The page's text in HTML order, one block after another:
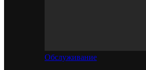
Обслуживание